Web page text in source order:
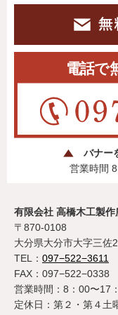
バナー
営業時間
有限会社 高橋木工製作
〒870-0108
大分県大分市大字三佐
TEL： 097−522−3611
FAX：097−522−0338
営業時間：8：00〜17
定休日：第２・第４土